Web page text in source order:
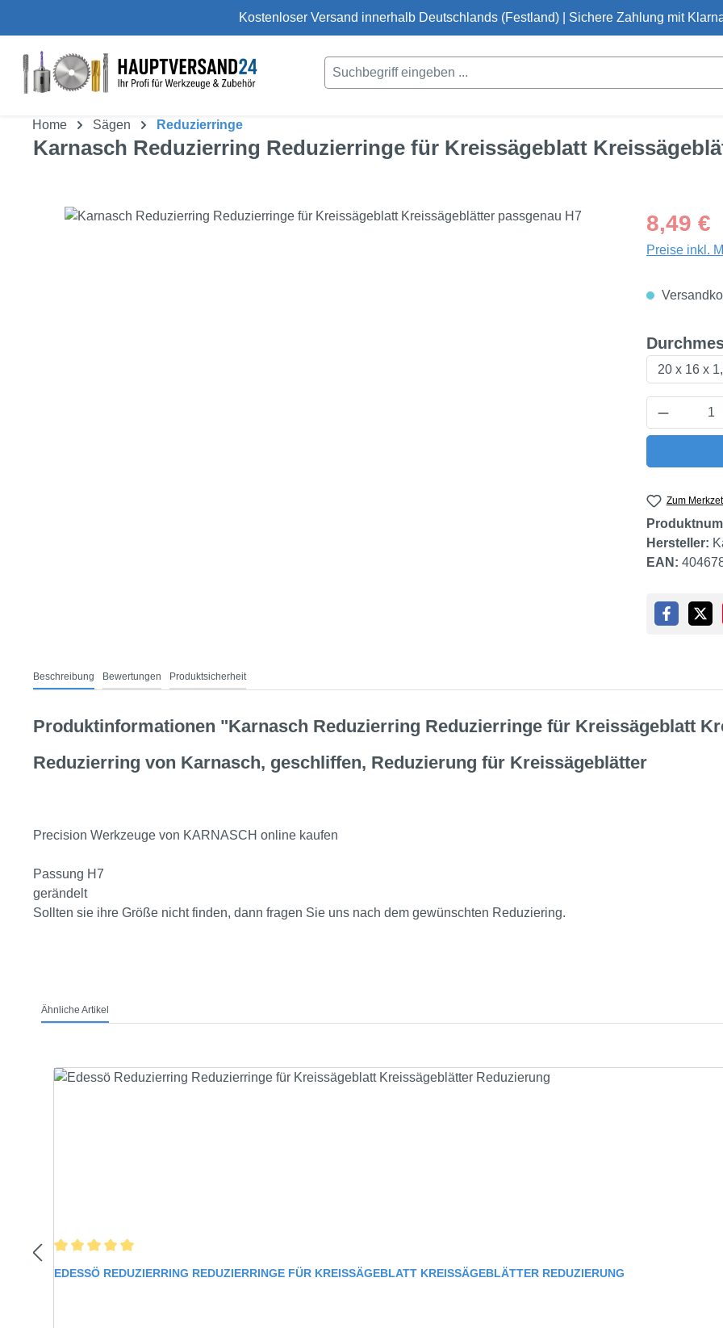
Kostenloser Versand innerhalb Deutschlands (Festland) | Sichere Zahlung mit
Home Sägen Reduzierringe
Karnasch Reduzierring Reduzierringe für Kreissägeblatt
Bildergalerie überspringen Regulärer
8,49 €
Preise inkl.
Zum
Hersteller:
EAN:
Beschreibung Bewertungen Produktsicherheit
Produktinformationen "Karnasch Reduzierring Reduzierringe für Kreissägeblatt
Reduzierring von Karnasch, geschliffen, Reduzierung für Kreissägeblätter
Precision Werkzeuge von KARNASCH online kaufen
Passung H7
gerändelt
Sollten sie ihre Größe nicht finden, dann fragen Sie uns nach dem gewünschten Reduziering.
Ähnliche Artikel
Durchschnittliche Bewertung von 5 von 5 Sternen
EDESSÖ REDUZIERRING REDUZIERRINGE FÜR KREISSÄGEBLATT KREISSÄGEBLÄTTER REDUZIERUNG